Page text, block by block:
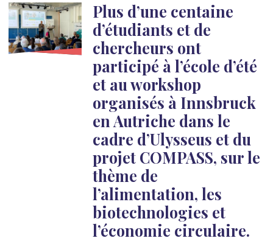
Plus d’une centaine
d’étudiants et de
chercheurs ont
participé à l’école d’été
et au workshop
organisés à Innsbruck
en Autriche dans le
cadre d’Ulysseus et du
projet COMPASS, sur le
thème de
l’alimentation, les
biotechnologies et
l’économie circulaire.